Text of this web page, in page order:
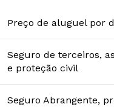
Preço de aluguel por
Seguro de terceiros,
e proteção civil
Seguro Abrangente,